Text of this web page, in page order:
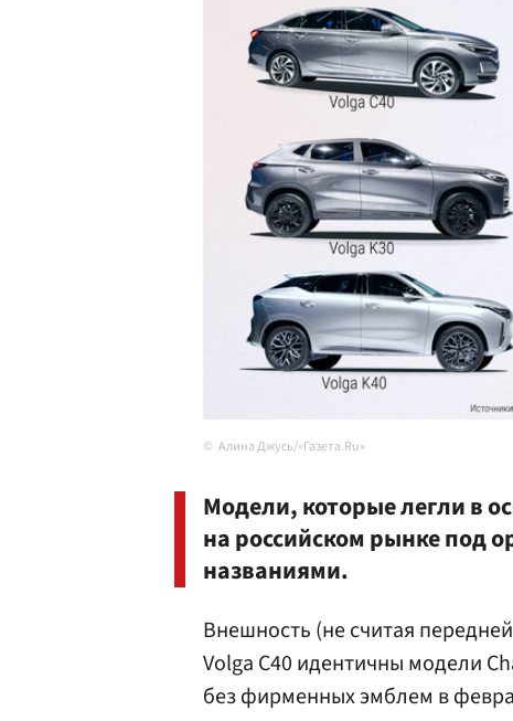
Алина Джусь/«Газета.Ru»
Модели, которые легли в
на российском рынке под
названиями.
Внешность (не считая
Volga C40 идентичны модели
без фирменных эмблем в